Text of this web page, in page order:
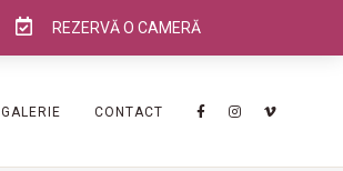
REZERVĂ O CAMERĂ
GALERIE CONTACT